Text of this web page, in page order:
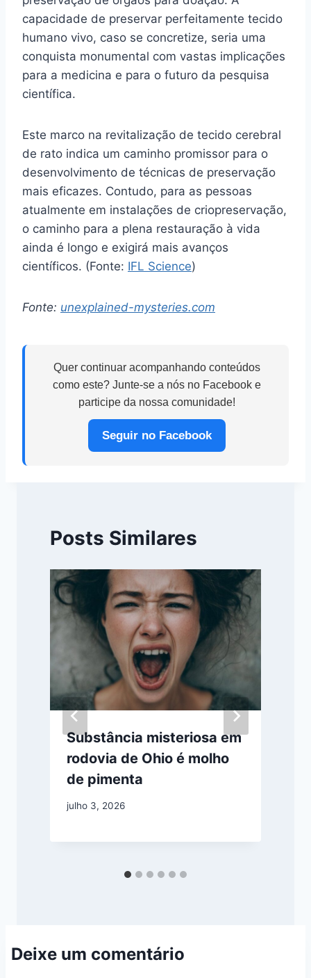
capacidade de preservar perfeitamente tecido
humano vivo, caso se concretize, seria uma
conquista monumental com vastas implicações
para a medicina e para o futuro da pesquisa
científica.
Este marco na revitalização de tecido cerebral
de rato indica um caminho promissor para o
desenvolvimento de técnicas de preservação
mais eficazes. Contudo, para as pessoas
atualmente em instalações de criopreservação,
o caminho para a plena restauração à vida
ainda é longo e exigirá mais avanços
científicos. (Fonte: IFL Science)
Fonte: unexplained-mysteries.com
Quer continuar acompanhando conteúdos
como este? Junte-se a nós no Facebook e
participe da nossa comunidade!
Seguir no Facebook
Posts Similares
Substância misteriosa em
rodovia de Ohio é molho
de pimenta
julho 3, 2026
Deixe um comentário